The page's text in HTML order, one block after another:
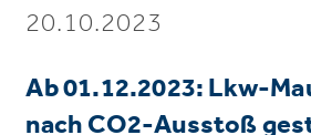
20.10.2023
Ab 01.12.2023: Lkw-
nach CO2-Ausstoß